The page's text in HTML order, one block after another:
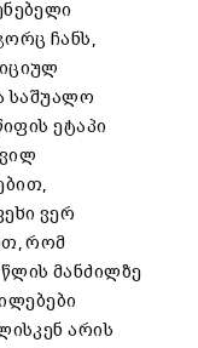
ჩანს,
საშუალო
ეტაპი
ვერ
რომ
მანძილზე
არის